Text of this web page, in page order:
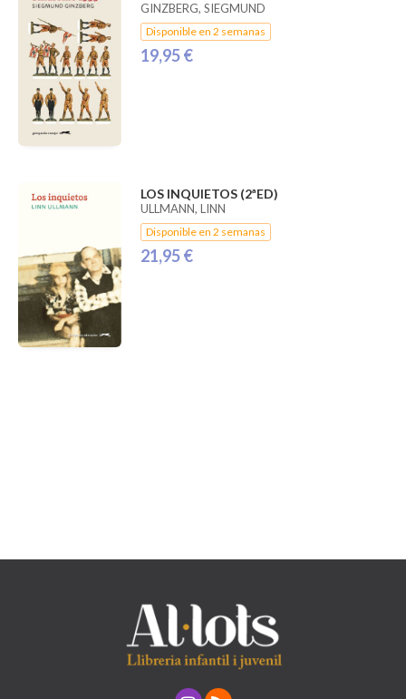
GINZBERG, SIEGMUND
Disponible en 2 semanas
19,95 €
LOS INQUIETOS (2ªED)
ULLMANN, LINN
Disponible en 2 semanas
21,95 €